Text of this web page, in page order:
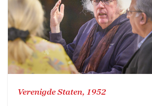
Verenigde Staten, 1952